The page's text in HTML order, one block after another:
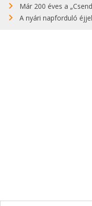
Már 200 éves a
A nyári napforduló éjjelén